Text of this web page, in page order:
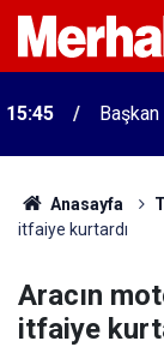
15:45
Anasayfa
itfaiye kurtardı
Aracın
itfaiye